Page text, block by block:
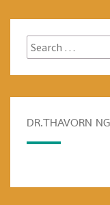
Search
for:
DR.THAVORN